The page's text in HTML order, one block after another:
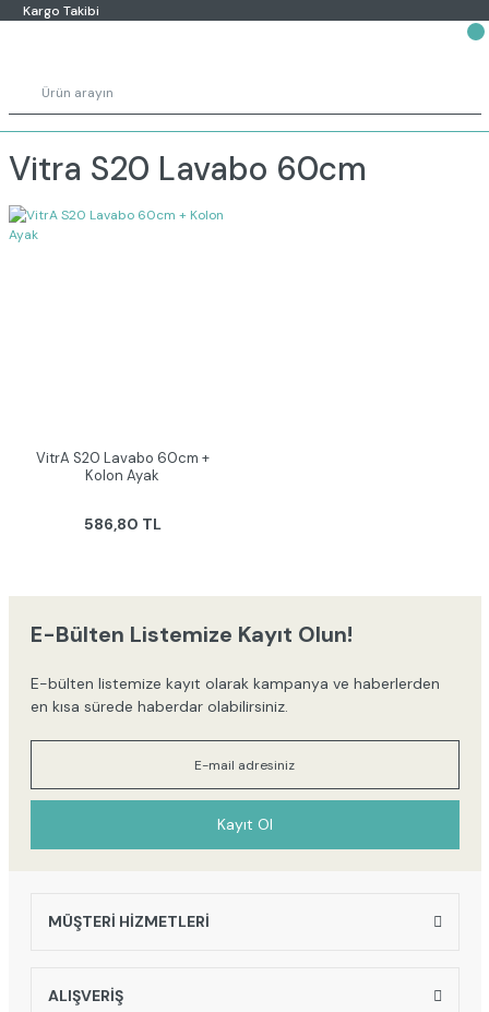
Kargo Takibi
Vitra S20 Lavabo 60cm
VitrA S20 Lavabo 60cm +
Kolon Ayak
586,80 TL
E-Bülten Listemize Kayıt Olun!
E-bülten listemize kayıt olarak kampanya ve haberlerden
en kısa sürede haberdar olabilirsiniz.
Kayıt Ol
MÜŞTERİ HİZMETLERİ
ALIŞVERİŞ